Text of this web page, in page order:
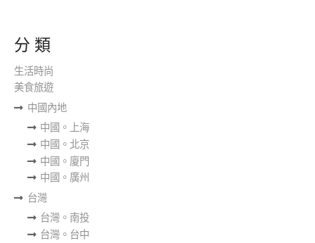
分 類
生活時尚
美食旅遊
中國內地
中國。上海
中國。北京
中國。廈門
中國。廣州
台灣
台灣。南投
台灣。台中